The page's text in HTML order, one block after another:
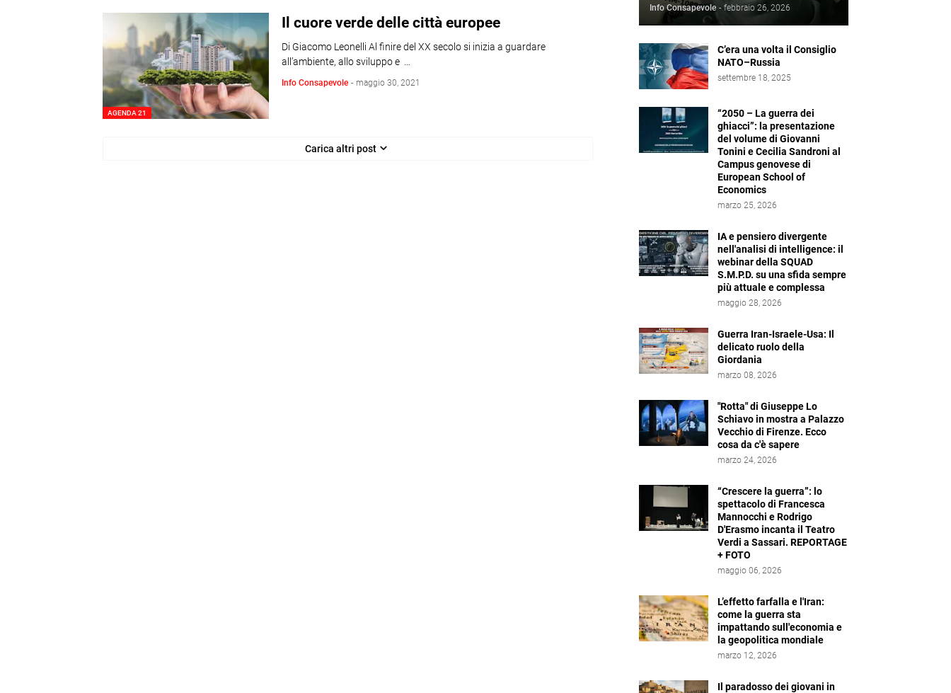
AGENDA 21
Il cuore verde delle città europee
Di Giacomo Leonelli Al finire del XX secolo si inizia a guardare
all’ambiente, allo sviluppo e …
Info Consapevole - maggio 30, 2021
Carica altri post
Info Consapevole - febbraio 26, 2026
C’era una volta il Consiglio
NATO–Russia
settembre 18, 2025
“2050 – La guerra dei
ghiacci”: la presentazione
del volume di Giovanni
Tonini e Cecilia Sandroni al
Campus genovese di
European School of
Economics
marzo 25, 2026
IA e pensiero divergente
nell'analisi di intelligence: il
webinar della SQUAD
S.M.P.D. su una sfida sempre
più attuale e complessa
maggio 28, 2026
Guerra Iran-Israele-Usa: Il
delicato ruolo della
Giordania
marzo 08, 2026
"Rotta" di Giuseppe Lo
Schiavo in mostra a Palazzo
Vecchio di Firenze. Ecco
cosa da c'è sapere
marzo 24, 2026
“Crescere la guerra”: lo
spettacolo di Francesca
Mannocchi e Rodrigo
D'Erasmo incanta il Teatro
Verdi a Sassari. REPORTAGE
+ FOTO
maggio 06, 2026
L’effetto farfalla e l'Iran:
come la guerra sta
impattando sull'economia e
la geopolitica mondiale
marzo 12, 2026
Il paradosso dei giovani in